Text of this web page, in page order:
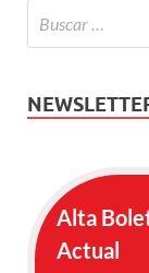
Alta
Actual